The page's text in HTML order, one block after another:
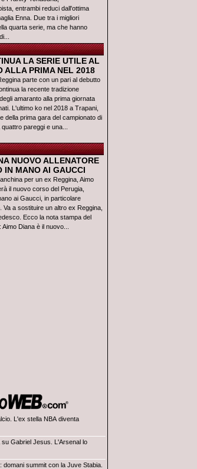
entrambi reduci dall'ottima
Enna. Due tra i migliori
quarta serie, ma che hanno
LA SERIE UTILE AL
ALLA PRIMA NEL 2018
parte con un pari al debutto
la recente tradizione
amaranto alla prima giornata
L'ultimo ko nel 2018 a Trapani,
della prima gara del campionato di
pareggi e una...
NUOVO ALLENATORE
IN MANO AI GAUCCI
per un ex Reggina, Aimo
il nuovo corso del Perugia,
ai Gaucci, in particolare
Va a sostituire un altro ex Reggina,
Ecco la nota stampa del
Diana è il nuovo...
L'ex stella NBA diventa
su Gabriel Jesus. L'Arsenal lo
domani summit con la Juve Stabia.